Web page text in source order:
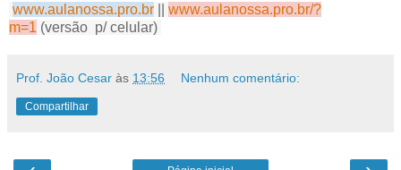
www.aulanossa.pro.br
www.aulanossa.pro.br/?
m=1 (versão p/ celular)
Prof. João Cesar às 13:56 Nenhum comentário:
Compartilhar